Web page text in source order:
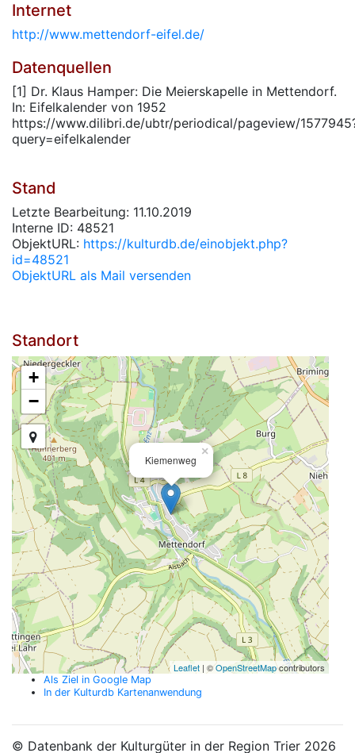
Internet
http://www.mettendorf-eifel.de/
Datenquellen
[1] Dr. Klaus Hamper: Die Meierskapelle in Mettendorf.
In: Eifelkalender von 1952
https://www.dilibri.de/ubtr/periodical/pageview/
query=eifelkalender
Stand
Letzte Bearbeitung: 11.10.2019
Interne ID: 48521
ObjektURL: https://kulturdb.de/einobjekt.php?
id=48521
ObjektURL als Mail versenden
Standort
Kiemenweg
×
+
−
Leaflet | ©OpenStreetMapcontributors
Als Ziel in Google Map
In der Kulturdb Kartenanwendung
© Datenbank der Kulturgüter in der Region Trier 2026